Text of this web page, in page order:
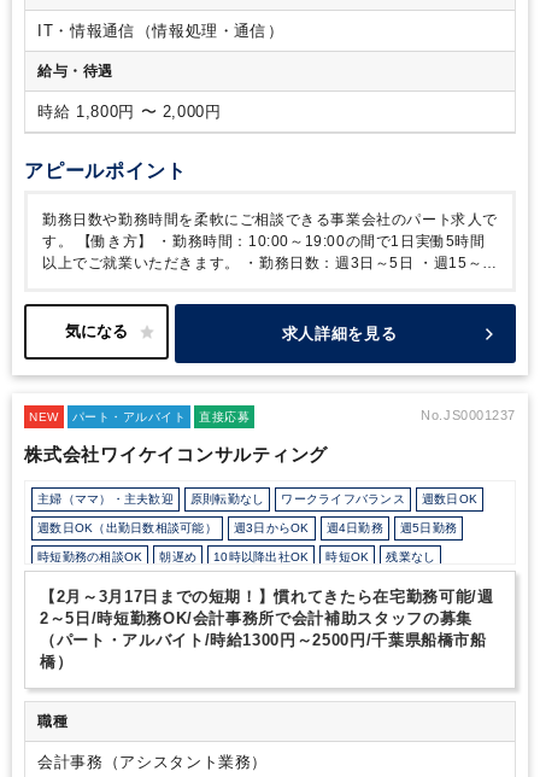
IT・情報通信（情報処理・通信）
給与・待遇
時給 1,800円 〜 2,000円
アピールポイント
勤務日数や勤務時間を柔軟にご相談できる事業会社のパート求人で
す。
【働き方】
・勤務時間：10:00～19:00の間で1日実働5時間
以上でご就業いただきます。
・勤務日数：週3日～5日
・週15～
談可能です）※もちろん、週30時間などそれ以上の就業のご希望
ございましたらご調整可能ですので、お気軽にご相談ください。
らっしゃり、丁寧に教えていただけます。
・席は固定席です。
求人詳細を見る
NEW パート・アルバイト 直接応募 No.JS0001237
株式会社ワイケイコンサルティング
主婦（ママ）・主夫歓迎 原則転勤なし ワークライフバランス 週数日OK
週数日OK（出勤日数相談可能） 週3日からOK 週4日勤務 週5日勤務
時短勤務の相談OK 朝遅め 10時以降出社OK 時短OK 残業なし
駅から徒歩5分以内 ルーティンワークがメイン 研修・資格取得支援
教育環境が充実 社内システム等のOJT 業務手順等のOJT
業界知識・専門用語等のOJT 土日祝休み 完全週休2日制
EXCELのスキルが活かせる
【2月～3月17日までの短期！】慣れてきたら在宅勤務可能/週
2～5日/時短勤務OK/会計事務所で会計補助スタッフの募集
（パート・アルバイト/時給1300円～2500円/千葉県船橋市船
橋）
職種
会計事務（アシスタント業務）